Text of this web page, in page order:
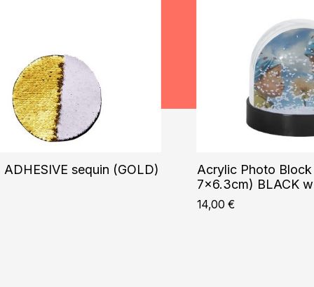
ADHESIVE sequin (GOLD)
Acrylic Photo
7×6.3cm) BLACK
14,00 €